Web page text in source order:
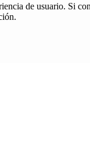
de usuario. Si